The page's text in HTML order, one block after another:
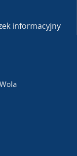
informacyjny